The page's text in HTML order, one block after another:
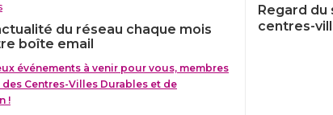
du réseau chaque mois
boîte email
événements à venir pour vous, membres
des Centres-Villes Durables et de
!
Regard du
centres-